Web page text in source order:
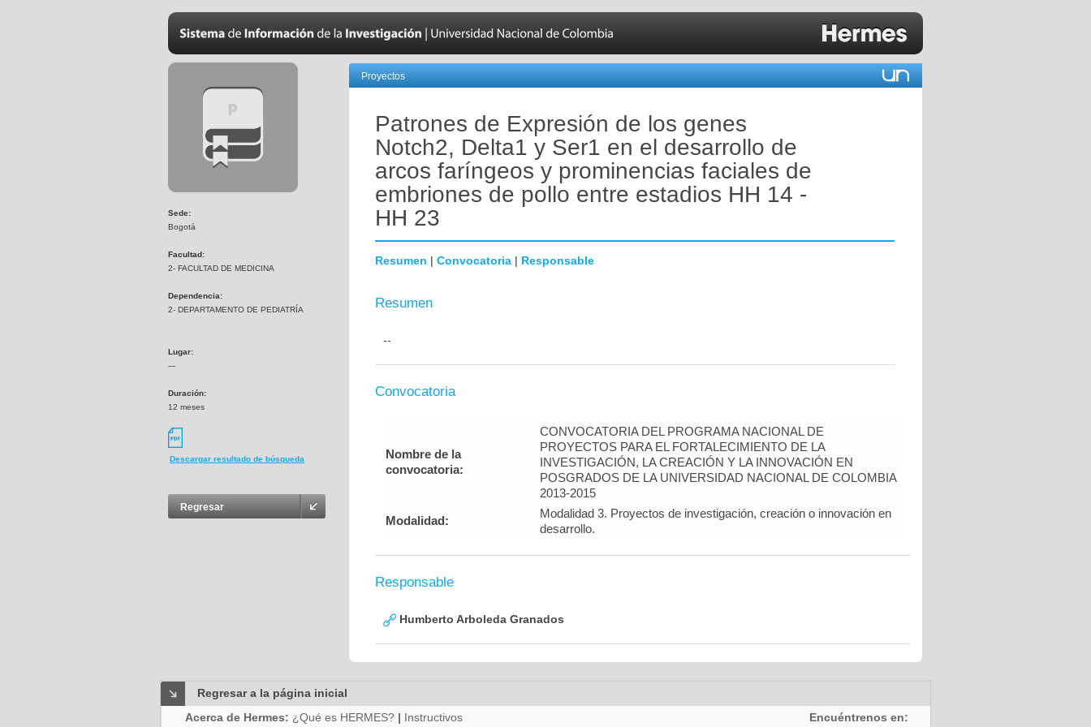
Sede:
Bogotá
Facultad:
2- FACULTAD DE MEDICINA
Dependencia:
2- DEPARTAMENTO DE PEDIATRÍA
Lugar:
---
Duración:
12 meses
Descargar resultado de búsqueda
Regresar
Proyectos
Patrones de Expresión de los genes
Notch2, Delta1 y Ser1 en el desarrollo de
arcos faríngeos y prominencias faciales de
embriones de pollo entre estadios HH 14 -
HH 23
Resumen | Convocatoria | Responsable
Resumen
--
Convocatoria
Nombre de la
convocatoria:
CONVOCATORIA DEL PROGRAMA NACIONAL DE
PROYECTOS PARA EL FORTALECIMIENTO DE LA
INVESTIGACIÓN, LA CREACIÓN Y LA INNOVACIÓN EN
POSGRADOS DE LA UNIVERSIDAD NACIONAL DE COLOMBIA
2013-2015
Modalidad:
Modalidad 3. Proyectos de investigación, creación o innovación en
desarrollo.
Responsable
Humberto Arboleda Granados
Regresar a la página inicial
Acerca de Hermes: ¿Qué es HERMES? | Instructivos Encuéntrenos en: